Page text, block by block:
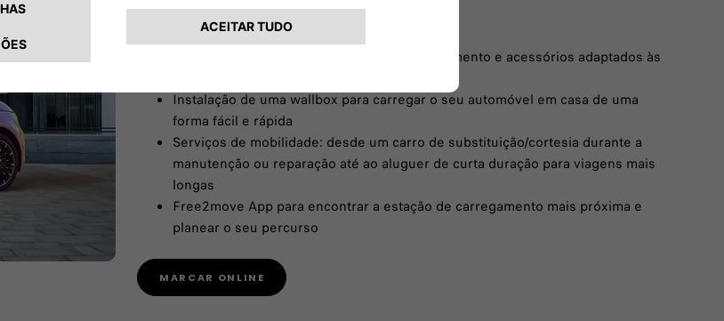
Tire o máximo partido do seu Fiat elétrico com:
Uma gama completa de soluções de carregamento e acessórios adaptados às
Instalação de uma wallbox para carregar o seu automóvel em casa de uma
forma fácil e rápida
Serviços de mobilidade: desde um carro de substituição/cortesia durante a
manutenção ou reparação até ao aluguer de curta duração para viagens mais
longas
Free2move App para encontrar a estação de carregamento mais próxima e
planear o seu percurso
MARCAR ONLINE